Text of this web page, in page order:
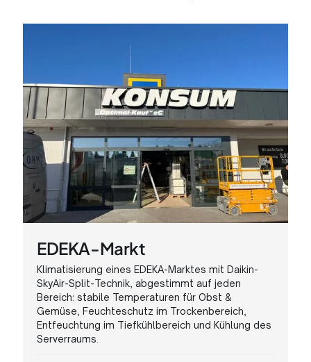
EDEKA-Markt
Klimatisierung eines EDEKA-Marktes mit Daikin-
SkyAir-Split-Technik, abgestimmt auf jeden
Bereich: stabile Temperaturen für Obst &
Gemüse, Feuchteschutz im Trockenbereich,
Entfeuchtung im Tiefkühlbereich und Kühlung des
Serverraums.